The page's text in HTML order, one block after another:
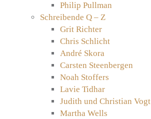
Philip Pullman
Schreibende Q – Z
Grit Richter
Chris Schlicht
André Skora
Carsten Steenbergen
Noah Stoffers
Lavie Tidhar
Judith und Christian Vogt
Martha Wells